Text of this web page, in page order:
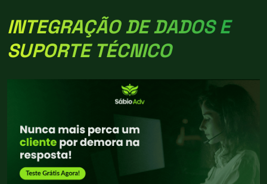
INTEGRAÇÃO DE DADOS E
SUPORTE TÉCNICO